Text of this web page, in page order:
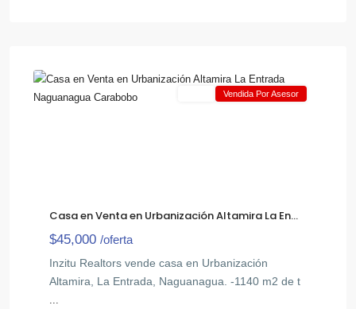
Vendida Por Asesor
Casa en Venta en Urbanización Altamira La En...
$45,000 /oferta
Inzitu Realtors vende casa en Urbanización
Altamira, La Entrada, Naguanagua. -1140 m2 de t